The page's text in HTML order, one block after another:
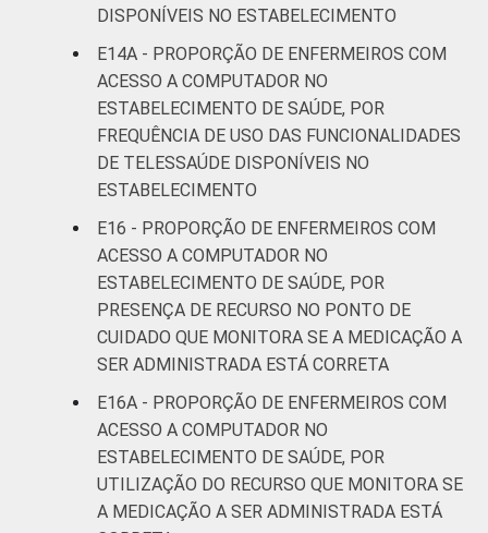
DISPONÍVEIS NO ESTABELECIMENTO
E14A - PROPORÇÃO DE ENFERMEIROS COM
ACESSO A COMPUTADOR NO
ESTABELECIMENTO DE SAÚDE, POR
FREQUÊNCIA DE USO DAS FUNCIONALIDADES
DE TELESSAÚDE DISPONÍVEIS NO
ESTABELECIMENTO
E16 - PROPORÇÃO DE ENFERMEIROS COM
ACESSO A COMPUTADOR NO
ESTABELECIMENTO DE SAÚDE, POR
PRESENÇA DE RECURSO NO PONTO DE
CUIDADO QUE MONITORA SE A MEDICAÇÃO A
SER ADMINISTRADA ESTÁ CORRETA
E16A - PROPORÇÃO DE ENFERMEIROS COM
ACESSO A COMPUTADOR NO
ESTABELECIMENTO DE SAÚDE, POR
UTILIZAÇÃO DO RECURSO QUE MONITORA SE
A MEDICAÇÃO A SER ADMINISTRADA ESTÁ